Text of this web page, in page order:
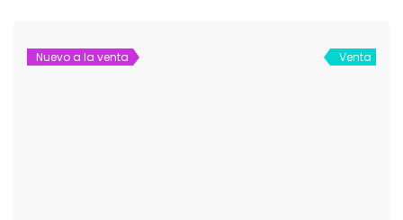
Nuevo a la venta Venta